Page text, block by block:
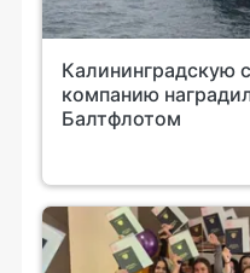
Калининградскую
компанию
Балтфлотом